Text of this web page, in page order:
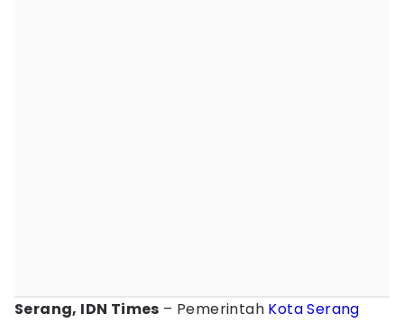
Serang, IDN Times – Pemerintah Kota Serang